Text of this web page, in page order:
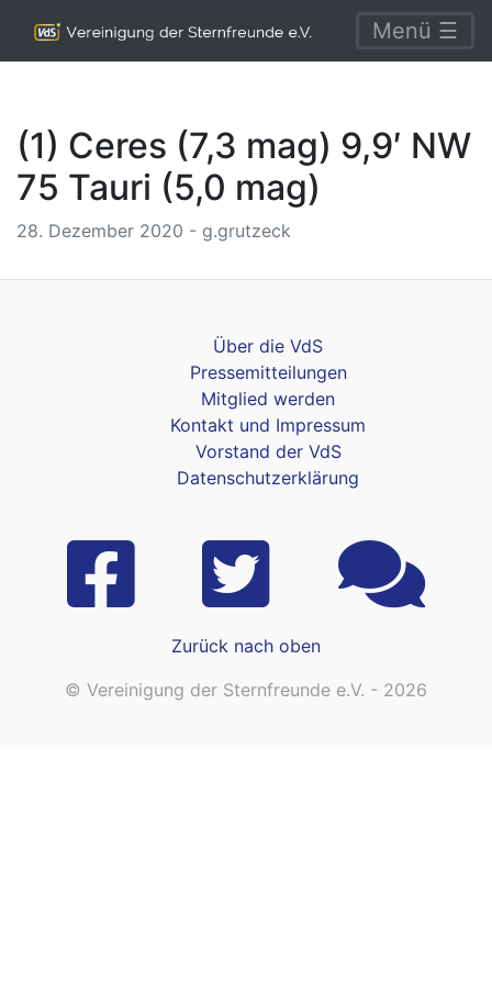
Menü ☰
(1) Ceres (7,3 mag) 9,9′ NW
75 Tauri (5,0 mag)
28. Dezember 2020 - g.grutzeck
Über die VdS
Pressemitteilungen
Mitglied werden
Kontakt und Impressum
Vorstand der VdS
Datenschutzerklärung
Zurück nach oben
© Vereinigung der Sternfreunde e.V. - 2026